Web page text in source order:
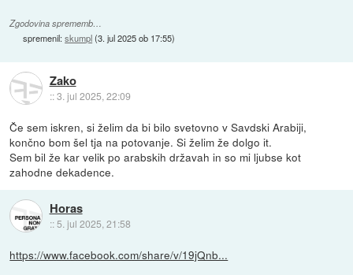
Zgodovina sprememb…
spremenil:skumpl(3. jul 2025 ob 17:55)
Zako
::3. jul 2025, 22:09
Če sem iskren, si želim da bi bilo svetovno v Savdski Arabiji,
končno bom šel tja na potovanje. Si želim že dolgo it.
Sem bil že kar velik po arabskih državah in so mi ljubse kot
zahodne dekadence.
Horas
:: 5. jul 2025, 21:58
https://www.facebook.com/share/v/19jQnb...